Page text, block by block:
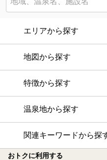
エリアから探す
地図から探す
特徴から探す
温泉地から探す
関連キーワードから探
おトクに利用する